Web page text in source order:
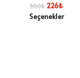
300₺ 226₺
Seçenekler